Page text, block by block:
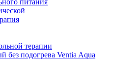
питания
терапии
без подогрева Ventia Aqua